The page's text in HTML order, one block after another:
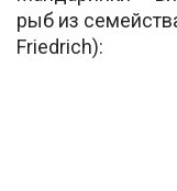
рыб из
Friedrich):